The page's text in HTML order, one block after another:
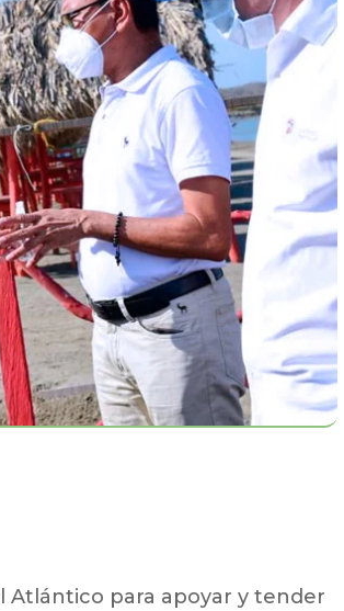
Atlántico para apoyar y tender